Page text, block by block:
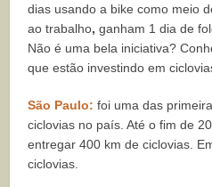
dias usando a bike como meio
ao trabalho,ganham 1 dia de
Não é uma bela iniciativa?
que estão investindo em
São Paulo: foi uma das
ciclovias no país. Até o fim de
entregar 400 km de ciclovias.
ciclovias.